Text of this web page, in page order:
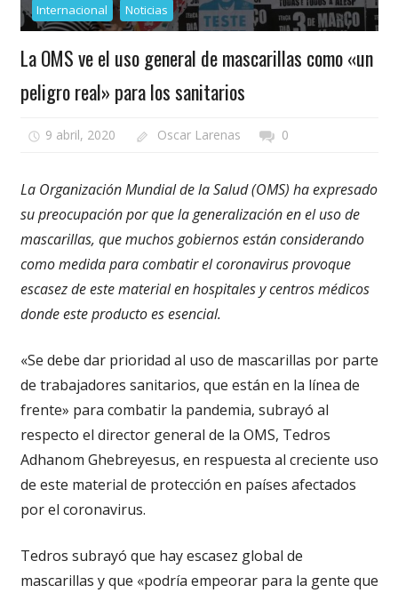
Internacional Noticias
La OMS ve el uso general de mascarillas como «un
peligro real» para los sanitarios
9 abril, 2020 Oscar Larenas 0
La Organización Mundial de la Salud (OMS) ha expresado
su preocupación por que la generalización en el uso de
mascarillas, que muchos gobiernos están considerando
como medida para combatir el coronavirus provoque
escasez de este material en hospitales y centros médicos
donde este producto es esencial.
«Se debe dar prioridad al uso de mascarillas por parte
de trabajadores sanitarios, que están en la línea de
frente» para combatir la pandemia, subrayó al
respecto el director general de la OMS, Tedros
Adhanom Ghebreyesus, en respuesta al creciente uso
de este material de protección en países afectados
por el coronavirus.
Tedros subrayó que hay escasez global de
mascarillas y que «podría empeorar para la gente que